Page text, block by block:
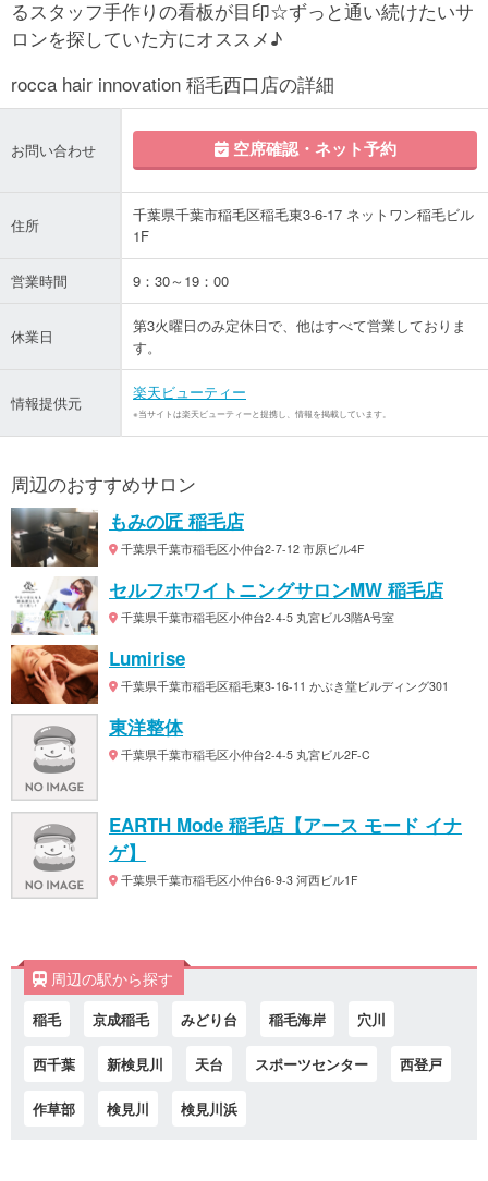
るスタッフ手作りの看板が目印☆ずっと通い続けたいサ
ロンを探していた方にオススメ♪
rocca hair innovation 稲毛西口店の詳細
お問い合わせ 空席確認・ネット予約
住所
千葉県千葉市稲毛区稲毛東3-6-17 ネットワン稲毛ビル
1F
営業時間 9：30～19：00
休業日
第3火曜日のみ定休日で、他はすべて営業しておりま
す。
情報提供元
楽天ビューティー
※当サイトは楽天ビューティーと提携し、情報を掲載しています。
周辺のおすすめサロン
もみの匠 稲毛店
千葉県千葉市稲毛区小仲台2-7-12 市原ビル4F
セルフホワイトニングサロンMW 稲毛店
千葉県千葉市稲毛区小仲台2-4-5 丸宮ビル3階A号室
Lumirise
千葉県千葉市稲毛区稲毛東3-16-11 かぶき堂ビルディング301
東洋整体
千葉県千葉市稲毛区小仲台2-4-5 丸宮ビル2F-C
EARTH Mode 稲毛店【アース モード イナ
ゲ】
千葉県千葉市稲毛区小仲台6-9-3 河西ビル1F
周辺の駅から探す
稲毛 京成稲毛 みどり台 稲毛海岸 穴川
西千葉 新検見川 天台 スポーツセンター 西登戸
作草部 検見川 検見川浜